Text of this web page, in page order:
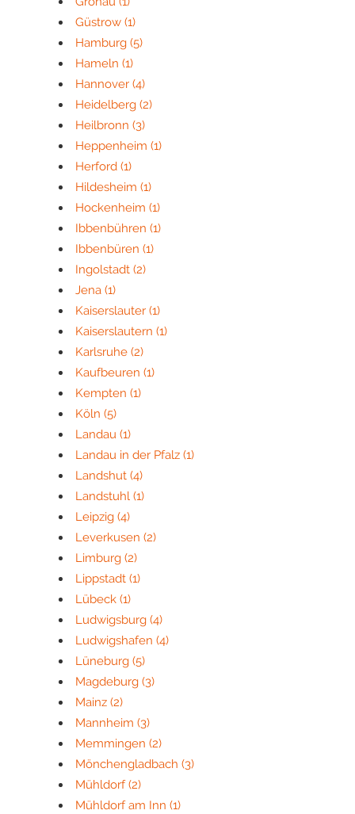
Güstrow (1)
Hamburg (5)
Hameln (1)
Hannover (4)
Heidelberg (2)
Heilbronn (3)
Heppenheim (1)
Herford (1)
Hildesheim (1)
Hockenheim (1)
Ibbenbühren (1)
Ibbenbüren (1)
Ingolstadt (2)
Jena (1)
Kaiserslauter (1)
Kaiserslautern (1)
Karlsruhe (2)
Kaufbeuren (1)
Kempten (1)
Köln (5)
Landau (1)
Landau in der Pfalz (1)
Landshut (4)
Landstuhl (1)
Leipzig (4)
Leverkusen (2)
Limburg (2)
Lippstadt (1)
Lübeck (1)
Ludwigsburg (4)
Ludwigshafen (4)
Lüneburg (5)
Magdeburg (3)
Mainz (2)
Mannheim (3)
Memmingen (2)
Mönchengladbach (3)
Mühldorf(2)
Mühldorf am Inn (1)